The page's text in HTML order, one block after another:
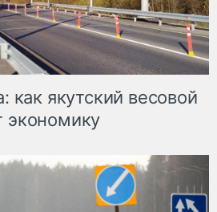
как якутский весовой
экономику